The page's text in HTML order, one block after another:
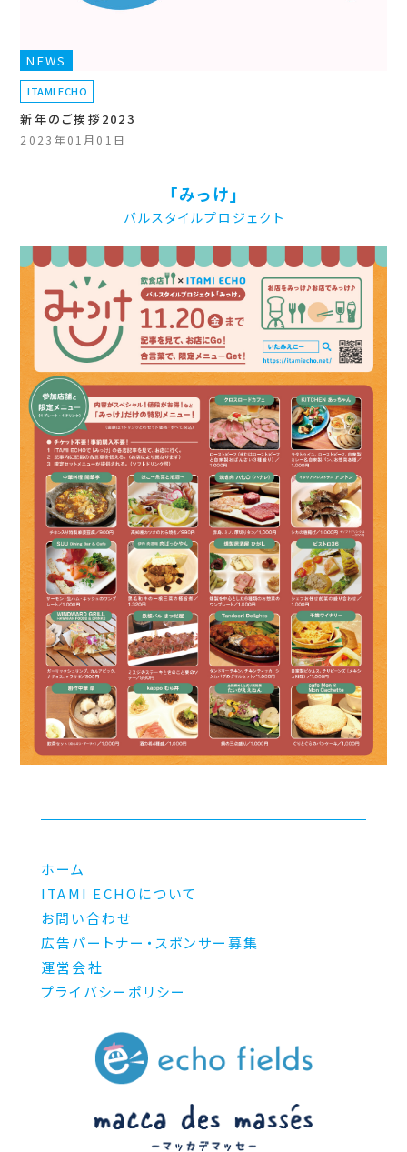
NEWS
ITAMI ECHO
新年のご挨拶2023
2023年01月01日
「みっけ」
バルスタイルプロジェクト
ホーム
ITAMI ECHOについて
お問い合わせ
広告パートナー・スポンサー募集
運営会社
プライバシーポリシー